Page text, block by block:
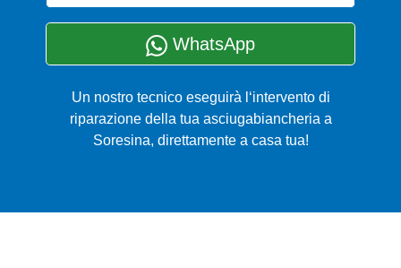
WhatsApp
Un nostro tecnico eseguirà l‘intervento di
riparazione della tua asciugabiancheria a
Soresina, direttamente a casa tua!